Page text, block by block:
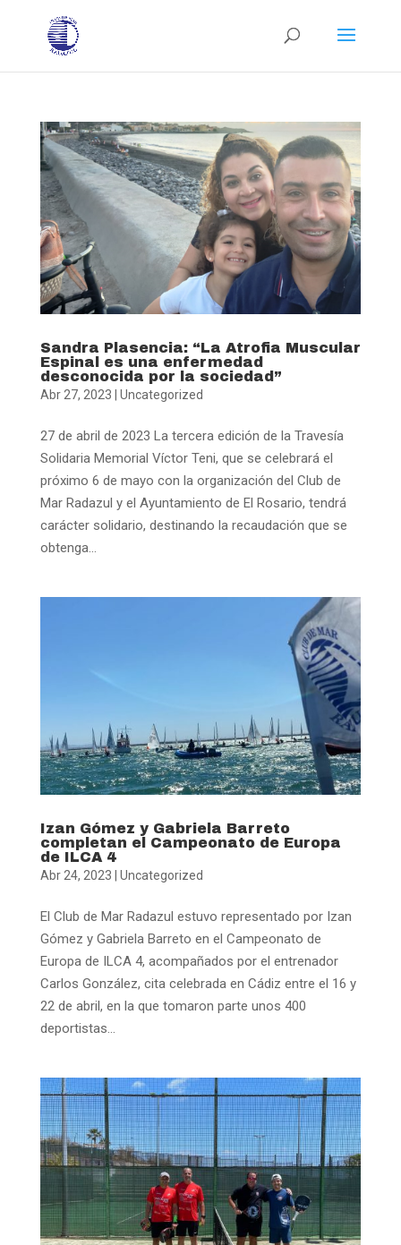
Sandra Plasencia: “La Atrofia Muscular
Espinal es una enfermedad
desconocida por la sociedad”
Abr 27, 2023 Uncategorized
27 de abril de 2023 La tercera edición de la Travesía
Solidaria Memorial Víctor Teni, que se celebrará el
próximo 6 de mayo con la organización del Club de
Mar Radazul y el Ayuntamiento de El Rosario, tendrá
carácter solidario, destinando la recaudación que se
obtenga...
Izan Gómez y Gabriela Barreto
completan el Campeonato de Europa
de ILCA 4
Abr 24, 2023 Uncategorized
El Club de Mar Radazul estuvo representado por Izan
Gómez y Gabriela Barreto en el Campeonato de
Europa de ILCA 4, acompañados por el entrenador
Carlos González, cita celebrada en Cádiz entre el 16 y
22 de abril, en la que tomaron parte unos 400
deportistas...